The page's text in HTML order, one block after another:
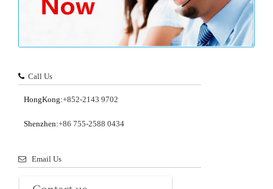
Call Us
HongKong:+852-2143 9702
Shenzhen:+86 755-2588 0434
Email Us